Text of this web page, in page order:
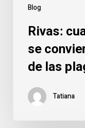
Blog
Rivas:
se
de las
Tatiana